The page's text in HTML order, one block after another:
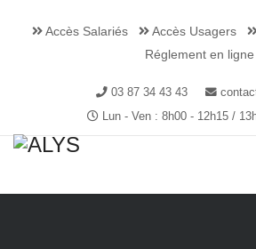
Accès Salariés Accès Usagers
Réglement en ligne
03 87 34 43 43
Lun - Ven : 8h00 - 12h15 /